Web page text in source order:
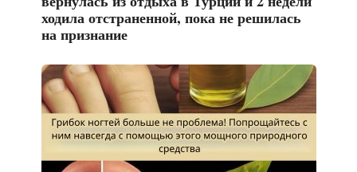
ходила отстраненной, пока не решилась
на признание